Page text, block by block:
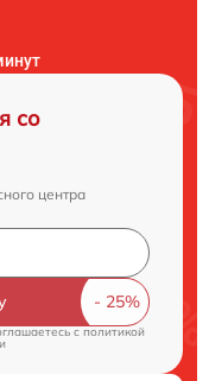
со
центра
cполитикой